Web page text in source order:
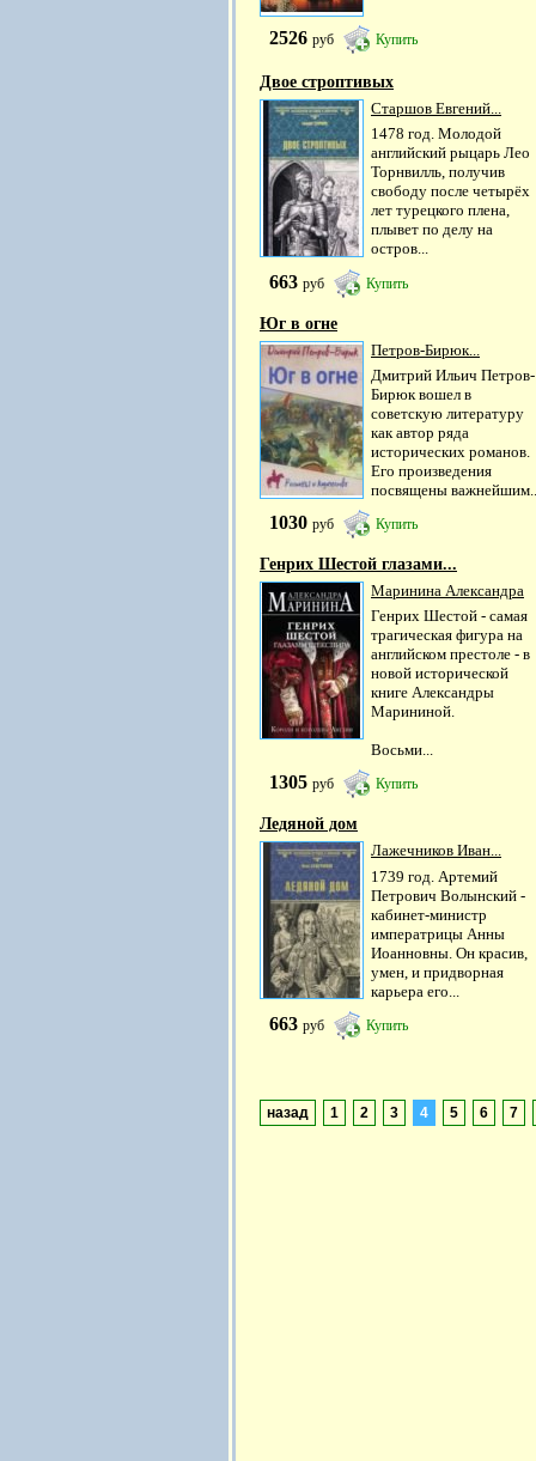
2526 руб Купить
Двое строптивых
Старшов Евгений...
1478 год. Молодой
английский рыцарь Лео
Торнвилль, получив
свободу после четырёх
лет турецкого плена,
плывет по делу на
остров...
663 руб Купить
Юг в огне
Петров-Бирюк...
Дмитрий Ильич Петров-
Бирюк вошел в
советскую литературу
как автор ряда
исторических романов.
Его произведения
посвящены
1030 руб Купить
Генрих Шестой глазами...
Маринина Александра
Генрих Шестой - самая
трагическая фигура на
английском престоле - в
новой исторической
книге Александры
Марининой.
Восьми...
1305 руб Купить
Ледяной дом
Лажечников Иван...
1739 год. Артемий
Петрович Волынский -
кабинет-министр
императрицы Анны
Иоанновны. Он красив,
умен, и придворная
карьера его...
663 руб Купить
назад 1 2 3 4 5 6 7